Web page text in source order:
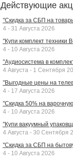
Действующие
"Скидка за СБП на
4 - 31 Августа 2026
"Купи комплект техники
4 - 10 Августа 2026
"Аудиосистема в
4 Августа - 1 Сентября
"Выгодные цены на
4 - 17 Августа 2026
"Скидка 50% на
4 - 10 Августа 2026
"Купи вакуумный
4 Августа - 30 Сентября
"Скидка за СБП на
4 - 10 Августа 2026